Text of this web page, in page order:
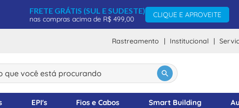
FRETE GRÁTIS (SUL E SUDESTE)
nas compras acima de R$ 499,00
CLIQUE E APROVEITE
Rastreamento Institucional
você está procurando
EPI's Fios e Cabos Smart Building